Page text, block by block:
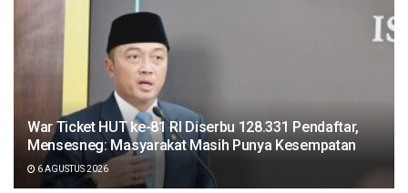
War Ticket HUT ke-81 RI Diserbu 128.331 Pendaftar,
Mensesneg: Masyarakat Masih Punya Kesempatan
6 AGUSTUS 2026